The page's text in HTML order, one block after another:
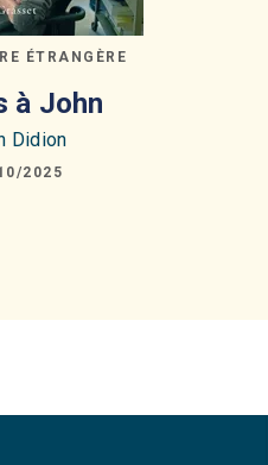
ÉTRANGÈRE
à John
Didion
2025